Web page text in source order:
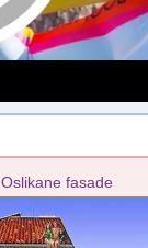
Oslikane fasade